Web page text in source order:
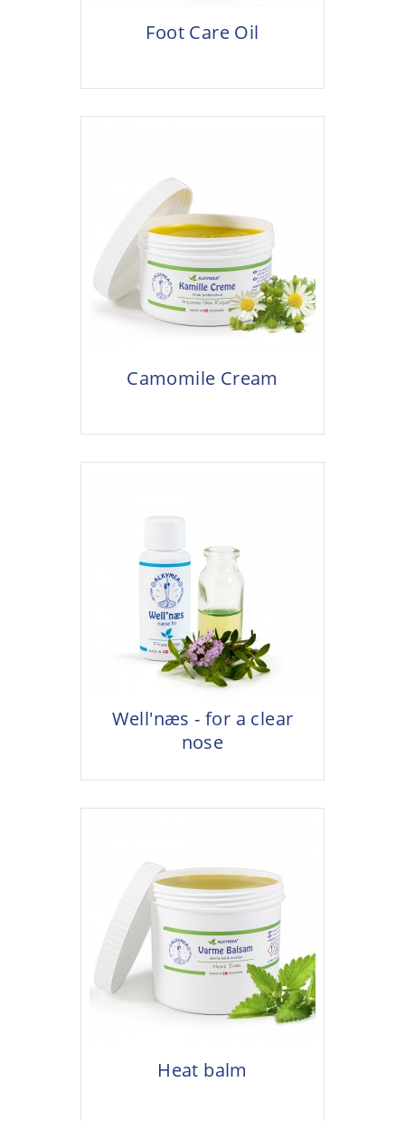
Foot Care Oil
Camomile Cream
Well'næs - for a clear
nose
Heat balm